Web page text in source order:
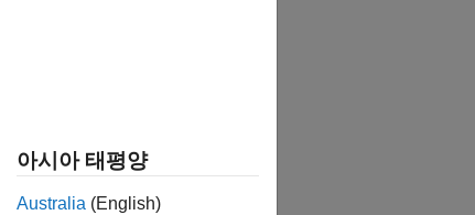
아시아 태평양
Australia (English)